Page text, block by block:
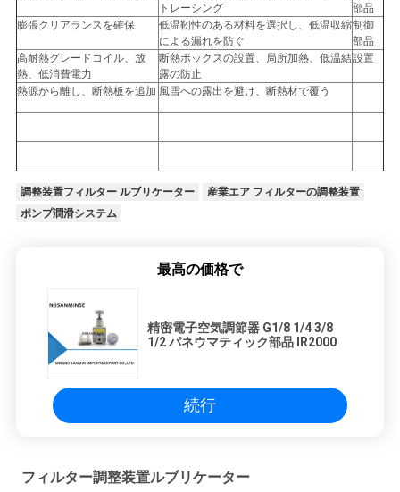
トレーシング
部品
膨張クリアランスを確保
低温靭性のある材料を選択し、低温収縮
による漏れを防ぐ
制御
部品
高耐熱グレードコイル、放
熱、低消費電力
断熱ボックスの設置、局所加熱、低温結
露の防止
設置
熱源から離し、断熱板を追加 風雪への露出を避け、断熱材で覆う
調整装置フィルター ルブリケーター
産業エア フィルターの調整装置
ポンプ潤滑システム
最高の価格で
精密電子空気調節器 G1/8 1/4 3/8
1/2 パネウマティック部品 IR2000
続行
フィルター調整装置ルブリケーター